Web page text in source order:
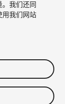
我们还同
用我们网站